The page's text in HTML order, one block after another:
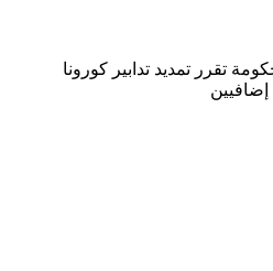
تقرر تمديد تدابير كورونا
إضافيين